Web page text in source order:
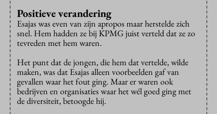
Positieve verandering
Esajas was even van zijn apropos maar herstelde zich
snel. Hem hadden ze bij KPMG juist verteld dat ze zo
tevreden met hem waren.
Het punt dat de jongen, die hem dat vertelde, wilde
maken, was dat Esajas alleen voorbeelden gaf van
gevallen waar het fout ging. Maar er waren ook
bedrijven en organisaties waar het wél goed ging met
de diversiteit, betoogde hij.